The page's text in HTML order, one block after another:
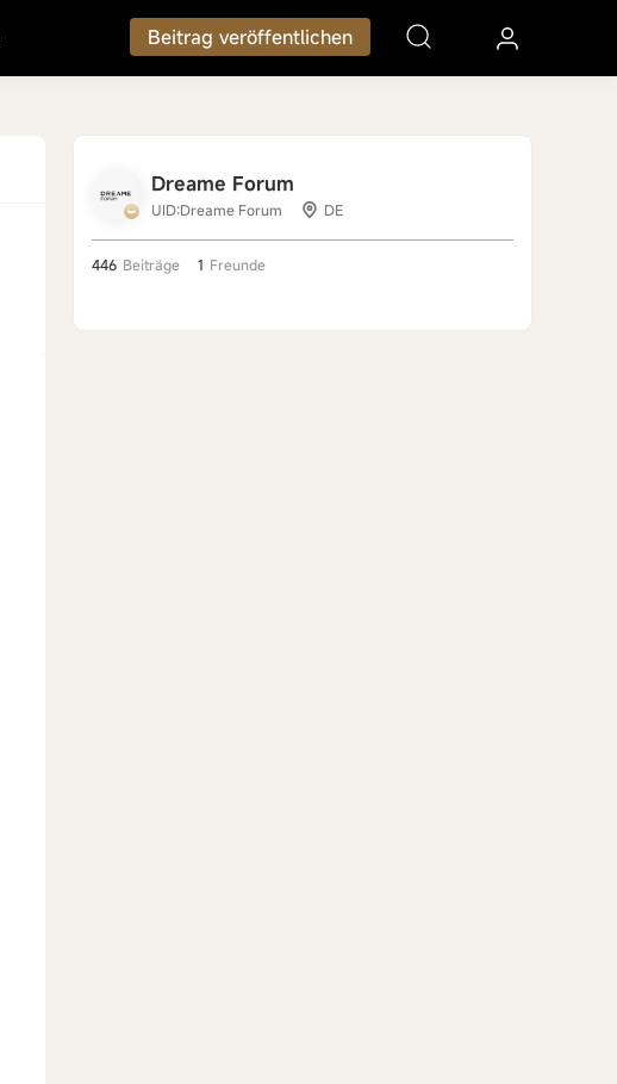
Beitrag veröffentlichen
Dreame Forum
UID:Dreame Forum DE
446 Beiträge 1 Freunde